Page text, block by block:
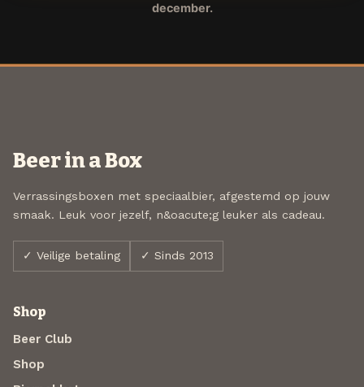
december.
Beer in a Box
Verrassingsboxen met speciaalbier, afgestemd op jouw
smaak. Leuk voor jezelf, n&oacute;g leuker als cadeau.
✓ Veilige betaling ✓ Sinds 2013
Shop
Beer Club
Shop